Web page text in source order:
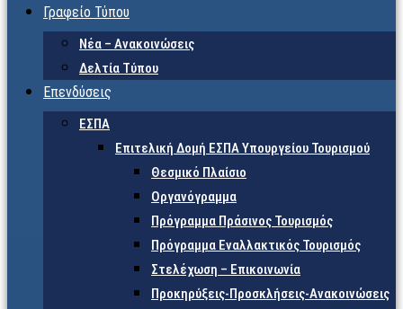
Γραφείο Τύπου
Νέα – Ανακοινώσεις
Δελτία Τύπου
Επενδύσεις
ΕΣΠΑ
Επιτελική Δομή ΕΣΠΑ Υπουργείου Τουρισμού
Θεσμικό Πλαίσιο
Οργανόγραμμα
Πρόγραμμα Πράσινος Τουρισμός
Πρόγραμμα Εναλλακτικός Τουρισμός
Στελέχωση – Επικοινωνία
Προκηρύξεις-Προσκλήσεις-Ανακοινώσεις